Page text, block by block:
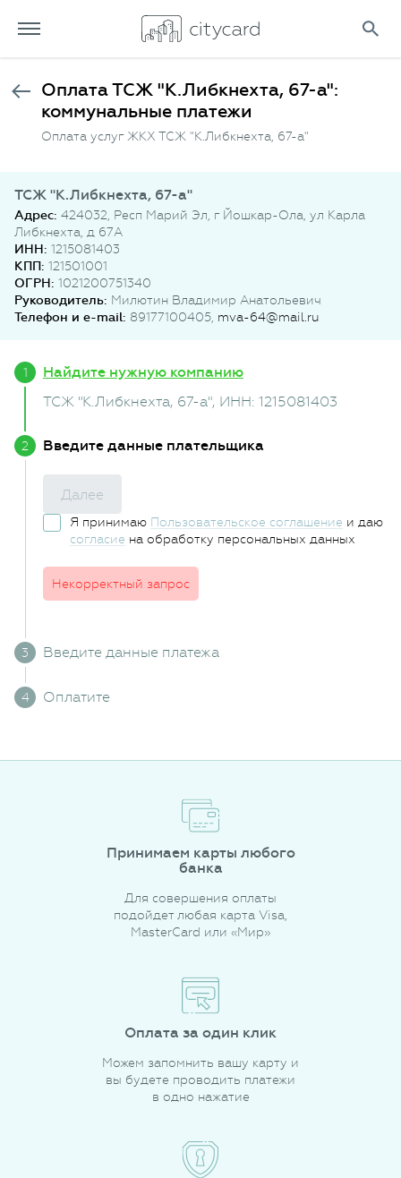
Оплата ТСЖ "К.Либкнехта, 67-а":
коммунальные платежи
Оплата услуг ЖКХ ТСЖ "К.Либкнехта, 67-а"
ТСЖ "К.Либкнехта, 67-а"
Адрес: 424032, Респ Марий Эл, г Йошкар-Ола, ул Карла
Либкнехта, д 67А
ИНН: 1215081403
КПП: 121501001
ОГРН: 1021200751340
Руководитель: Милютин Владимир Анатольевич
Телефон и e-mail: 89177100405, mva-64@mail.ru
Найдите нужную компанию
ТСЖ "К.Либкнехта, 67-а", ИНН: 1215081403
Введите данные плательщика
Далее
Я принимаю Пользовательское соглашение и даю
согласие на обработку персональных данных
Некорректный запрос
Введите данные платежа
Оплатите
Принимаем карты любого
банка
Для совершения оплаты
подойдет любая карта Visa,
MasterCard или «Мир»
Оплата за один клик
Можем запомнить вашу карту и
вы будете проводить платежи
в одно нажатие